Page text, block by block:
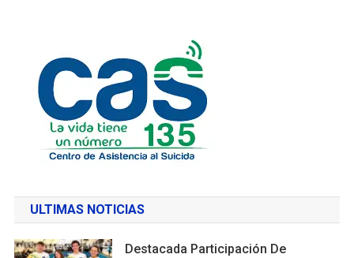
ULTIMAS NOTICIAS
Destacada Participación De